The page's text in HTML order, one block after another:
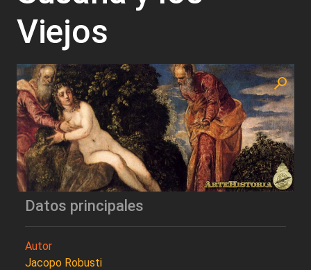
Viejos
Datos principales
Autor
Jacopo Robusti